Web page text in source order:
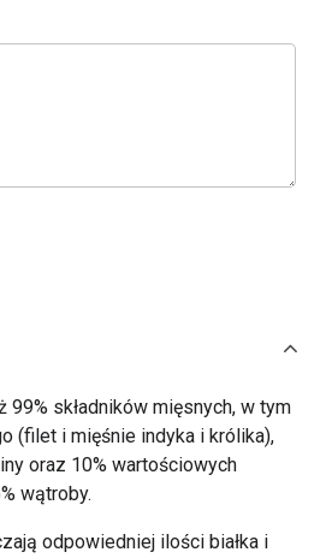
99% składników mięsnych, w tym
(filet i mięśnie indyka i królika),
oraz 10% wartościowych
wątroby.
odpowiedniej ilości białka i